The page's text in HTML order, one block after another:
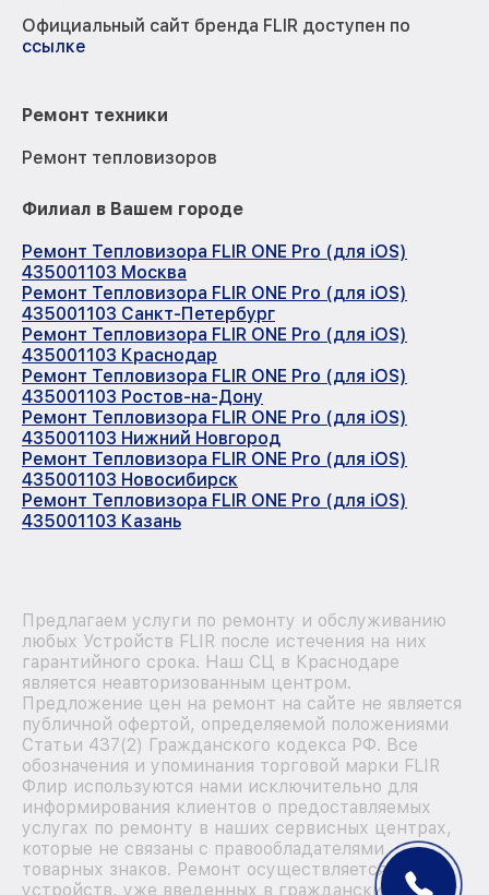
Официальный сайт бренда FLIR доступен по
ссылке
Ремонт техники
Ремонт тепловизоров
Филиал в Вашем городе
Ремонт Тепловизора FLIR ONE Pro (для iOS)
435001103 Москва
Ремонт Тепловизора FLIR ONE Pro (для iOS)
435001103 Санкт-Петербург
Ремонт Тепловизора FLIR ONE Pro (для iOS)
435001103 Краснодар
Ремонт Тепловизора FLIR ONE Pro (для iOS)
435001103 Ростов-на-Дону
Ремонт Тепловизора FLIR ONE Pro (для iOS)
435001103 Нижний Новгород
Ремонт Тепловизора FLIR ONE Pro (для iOS)
435001103 Новосибирск
Ремонт Тепловизора FLIR ONE Pro (для iOS)
435001103 Казань
Предлагаем услуги по ремонту и обслуживанию
любых Устройств FLIR после истечения на них
гарантийного срока. Наш СЦ в Краснодаре
является неавторизованным центром.
Предложение цен на ремонт на сайте не является
публичной офертой, определяемой положениями
Статьи 437(2) Гражданского кодекса РФ. Все
обозначения и упоминания торговой марки FLIR
Флир используются нами исключительно для
информирования клиентов о предоставляемых
услугах по ремонту в наших сервисных центрах,
которые не связаны с правообладателями
товарных знаков. Ремонт осуществляется для
устройств, уже введенных в гражданский оборот